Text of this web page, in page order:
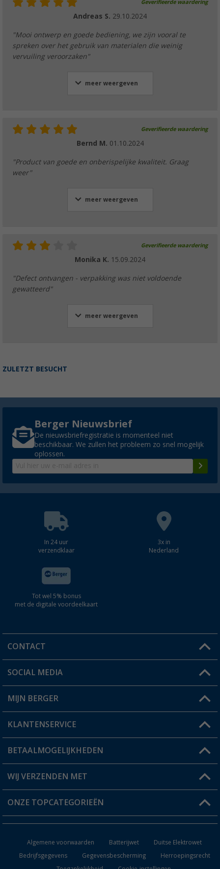
Geverifieerde waardering
Andreas S. 29.10.2024
"Mooi ontwerp en goede bediening, we zijn vooral te
spreken over het gebruik van materialen die weinig
vervuiling veroorzaken"
meer weergeven
Geverifieerde waardering
Bernd M. 01.10.2024
"Product van goede en onberispelijke kwaliteit. Graag
weer"
meer weergeven
Geverifieerde waardering
Monika K. 15.09.2024
"Defect ontvangen - verpakking was niet voldoende
gewatteerd"
meer weergeven
ZULETZT BESUCHT
Berger Nieuwsbrief
De nieuwsbriefregistratie is momenteel niet
beschikbaar. We zullen het probleem zo snel mogelijk
oplossen.
In 24 uur
verzendklaar
3x in
Nederland
Tot wel 5% bonus
met de digitale voordeelkaart
CONTACT
Een vraag?
Winkel vinden
SOCIAL MEDIA
MIJN BERGER
Mijn account
Status bestelling
Verlanglijstje
KLANTENSERVICE
FAQ & Contact
Verzendinformatie
Catalogus
BETAALMOGELIJKHEDEN
WIJ VERZENDEN MET
ONZE TOPCATEGORIEËN
Algemene voorwaarden Batterijwet
Duitse Elektrowet
Bedrijfsgegevens
Gegevensbescherming
Herroepingsrecht